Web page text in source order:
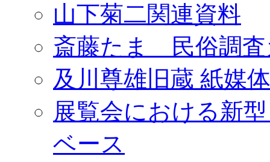
山下菊二関連資料
斎藤たま 民俗調査
及川尊雄旧蔵 紙媒
展覧会における新
ベース